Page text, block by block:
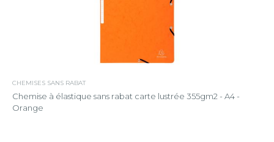
CHEMISES SANS RABAT
Chemise à élastique sans rabat carte lustrée 355gm2 - A4 -
Orange